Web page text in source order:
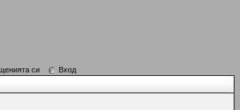
си Вход